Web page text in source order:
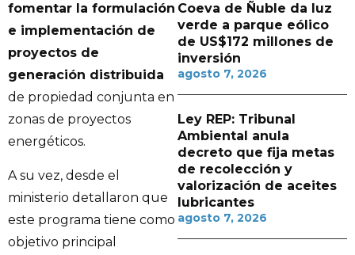
fomentar la formulación
e implementación de
proyectos de
generación distribuida
de propiedad conjunta en
zonas de proyectos
energéticos.
A su vez, desde el
ministerio detallaron que
este programa tiene como
objetivo principal
Coeva de Ñuble da luz
verde a parque eólico
de US$172 millones de
inversión
agosto 7, 2026
Ley REP: Tribunal
Ambiental anula
decreto que fija metas
de recolección y
valorización de aceites
lubricantes
agosto 7, 2026